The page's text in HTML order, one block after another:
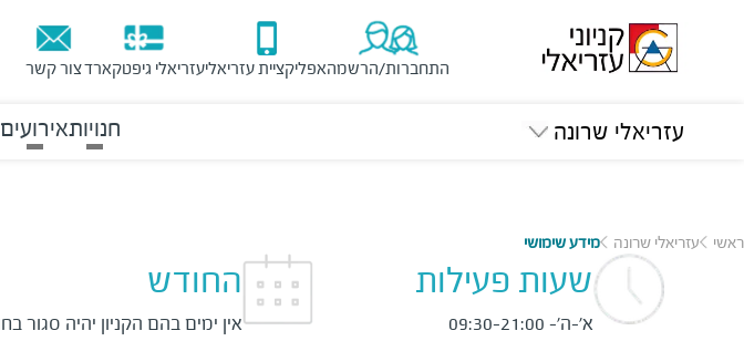
התחברות/הרשמהאפליקציית עזריאליעזריאלי גיפטקארדצור קשר
עזריאלי שרונה חנויותאירועים
ראשי עזריאלי שרונה מידע שימושי
שעות פעילות החודש